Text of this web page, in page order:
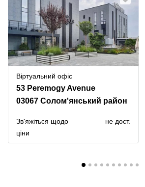
Віртуальний офіс
53 Peremogy Avenue
03067 Солом'янський район
Зв'яжіться щодо
ціни
не дост.